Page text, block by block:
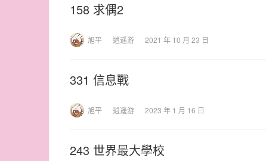
158 求偶2
旭平 逍遥游 2021 年 10 月 23 日
331 信息戰
旭平 逍遥游 2023 年 1 月 16 日
243 世界最大學校